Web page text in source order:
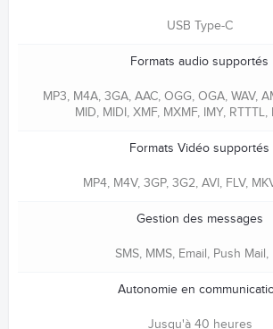
USB Type-C
Formats audio supportés
MP3, M4A, 3GA, AAC, OGG, OGA, WAV,
MID, MIDI, XMF, MXMF, IMY, RTTTL,
Formats Vidéo supportés
MP4, M4V, 3GP, 3G2, AVI, FLV,
Gestion des messages
SMS, MMS, Email, Push Mail,
Autonomie en
Jusqu'à 40 heures